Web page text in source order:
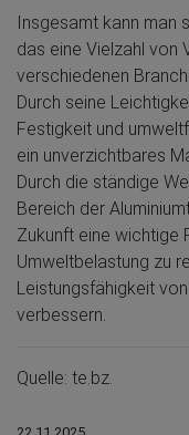
Insgesamt kann man
das eine Vielzahl von
verschiedenen
Durch seine
Festigkeit und
ein unverzichtbares
Durch die ständige
Bereich der
Zukunft eine wichtige
Umweltbelastung zu
Leistungsfähigkeit
verbessern.
Quelle: te.bz.